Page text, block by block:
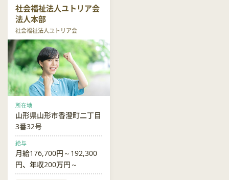
社会福祉法人ユトリア会
法人本部
社会福祉法人ユトリア会
所在地
山形県山形市香澄町二丁目
3番32号
給与
月給176,700円～192,300
円、年収200万円～